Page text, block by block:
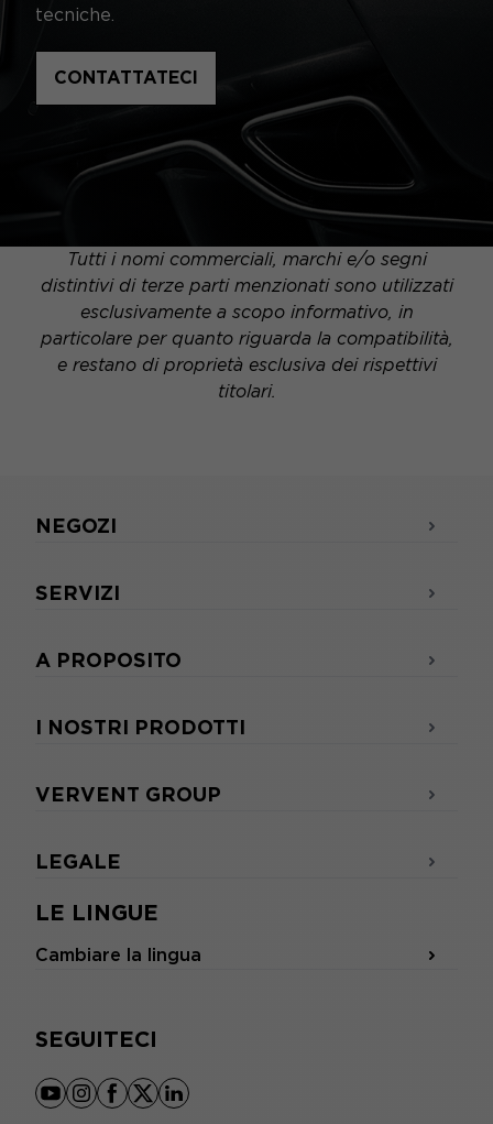
tecniche.
CONTATTATECI
Tutti i nomi commerciali, marchi e/o segni
distintivi di terze parti menzionati sono utilizzati
esclusivamente a scopo informativo, in
particolare per quanto riguarda la compatibilità,
e restano di proprietà esclusiva dei rispettivi
titolari.
LE LINGUE
Cambiare la lingua
SEGUITECI
youtube
instagram
facebook
x linkedin
NEGOZI
SERVIZI
A PROPOSITO
I NOSTRI PRODOTTI
VERVENT GROUP
LEGALE